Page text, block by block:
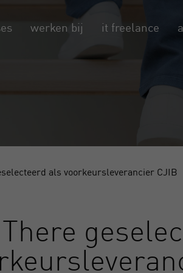
werken bij it freelance
als voorkeursleverancier CJIB